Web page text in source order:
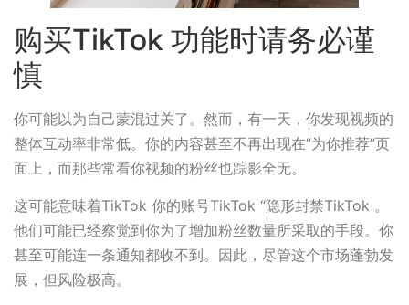
购买TikTok 功能时请务必谨
慎
你可能以为自己蒙混过关了。然而，有一天，你发现视频的
整体互动率非常低。你的内容甚至不再出现在“为你推荐”页
面上，而那些常看你视频的粉丝也踪影全无。
这可能意味着TikTok 你的账号TikTok “隐形封禁TikTok 。
他们可能已经察觉到你为了增加粉丝数量所采取的手段。你
甚至可能连一条通知都收不到。因此，尽管这个市场蓬勃发
展，但风险极高。